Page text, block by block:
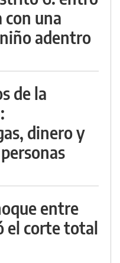
con una
adentro
de la
dinero y
entre
el corte total